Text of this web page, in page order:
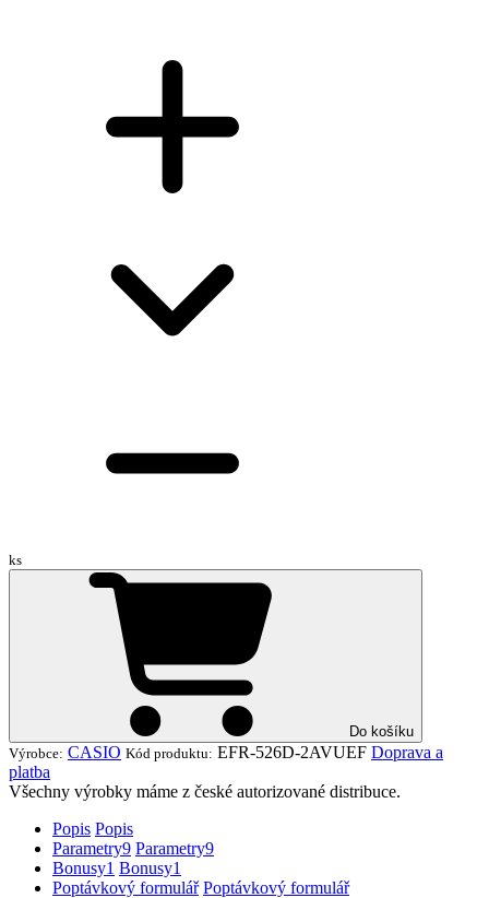
ks
Do košíku
Výrobce: CASIO Kód produktu: EFR-526D-2AVUEF Doprava a
platba
Všechny výrobky máme z české autorizované distribuce.
Popis Popis
Parametry9 Parametry9
Bonusy1 Bonusy1
Poptávkový formulář Poptávkový formulář